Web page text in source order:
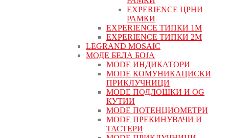
EXPERIENCE ЦРНИ
РАМКИ
EXPERIENCE ТИПКИ 1M
EXPERIENCE ТИПКИ 2М
LEGRAND MOSAIC
МОДЕ БЕЛА БОЈА
MODE ИНДИКАТОРИ
MODE КОМУНИКАЦИСКИ
ПРИКЛУЧНИЦИ
MODE ПОДЛОШКИ И OG
КУТИИ
MODE ПОТЕНЦИОМЕТРИ
MODE ПРEКИНУВАЧИ И
ТАСТЕРИ